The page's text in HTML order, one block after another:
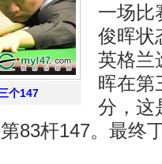
个147
一场比
俊晖状
英格兰
晖在第
分，这
83杆147。最终